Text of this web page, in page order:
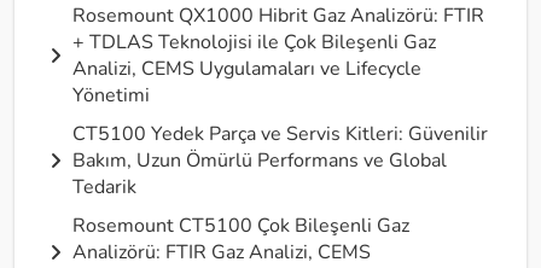
Rosemount QX1000 Hibrit Gaz Analizörü: FTIR
+ TDLAS Teknolojisi ile Çok Bileşenli Gaz
Analizi, CEMS Uygulamaları ve Lifecycle
Yönetimi
CT5100 Yedek Parça ve Servis Kitleri: Güvenilir
Bakım, Uzun Ömürlü Performans ve Global
Tedarik
Rosemount CT5100 Çok Bileşenli Gaz
Analizörü: FTIR Gaz Analizi, CEMS